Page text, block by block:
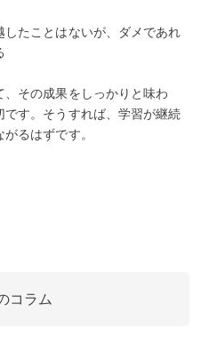
たことはないが、ダメであれ
その成果をしっかりと味わ
す。そうすれば、学習が継続
るはずです。
コラム